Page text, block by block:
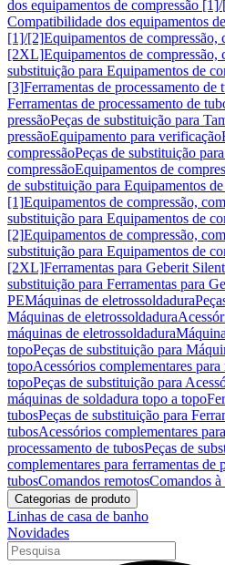
dos equipamentos de compressão
Compatibilidade dos equipamentos
[1]/[2]Equipamentos de compressão,
[2XL]Equipamentos de
substituição para Equipamentos de
[3]Ferramentas de processamento de
Ferramentas de processamento de
pressãoPeças de substituição para
pressãoEquipamento para verificação
compressãoPeças de substituição
compressãoEquipamentos de
de substituição para Equipamentos
[1]Equipamentos de compressão,
substituição para Equipamentos de
[2]Equipamentos de compressão,
substituição para Equipamentos de
[2XL]Ferramentas para Geberit
substituição para Ferramentas para
PEMáquinas de eletrossoldadura
Máquinas de eletrossoldadura
máquinas de eletrossoldadura
topoPeças de substituição para
topoAcessórios complementares
topoPeças de substituição para
máquinas de soldadura topo a topo
tubosPeças de substituição para
tubosAcessórios complementares
processamento de tubosPeças de
complementares para ferramentas de
tubosComandos remotosComandos à
Categorias de produto
Linhas de casa de banho
Novidades